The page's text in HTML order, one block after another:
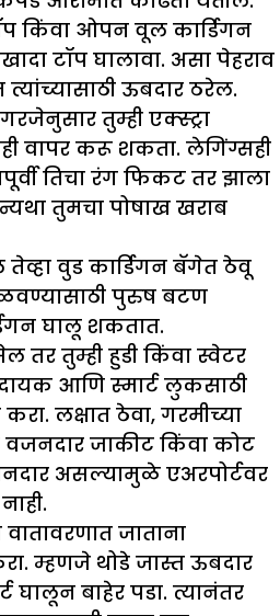
किंवा ओपन वूल कार्डिगन
टॉप घालावा. असा पेहराव
ऊबदार ठरेल.
तुम्ही एक्स्ट्रा
वापर करू शकता. लेगिंग्सही
तिचा रंग फिकट तर झाला
तुमचा पोषाख खराब
तेव्हा वुड कार्डिगन बॅगेत ठेवू
पुरुष बटण
घालू शकतात.
तुम्ही हुडी किंवा स्वेटर
आणि स्मार्ट लुकसाठी
लक्षात ठेवा, गरमीच्या
जाकीट किंवा कोट
असल्यामुळे एअरपोर्टवर
जाताना
म्हणजे थोडे जास्त ऊबदार
घालून बाहेर पडा. त्यानंतर